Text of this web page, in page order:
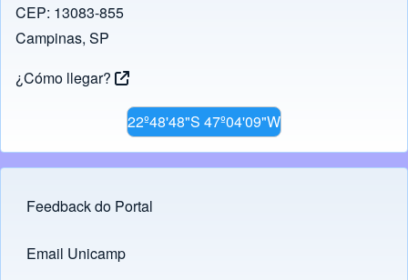
CEP: 13083-855
Campinas, SP
¿Cómo llegar?
22º48'48"S 47º04'09"W
Footer menu
Feedback do Portal
Links
Email Unicamp
(opens in new tab)